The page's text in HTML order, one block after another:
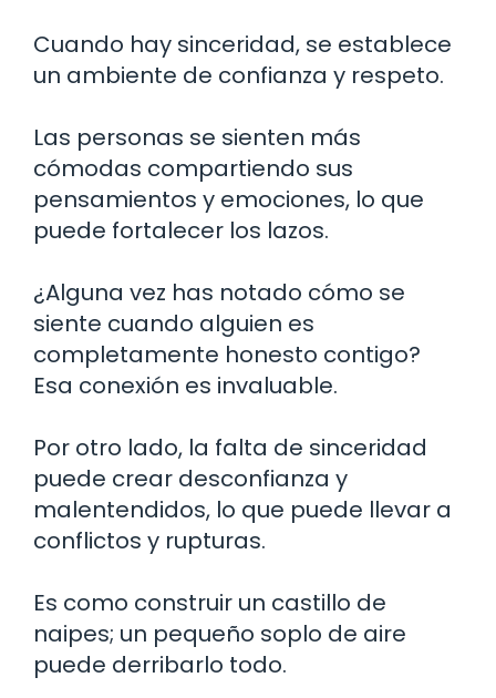
Cuando hay sinceridad, se establece
un ambiente de confianza y respeto.
Las personas se sienten más
cómodas compartiendo sus
pensamientos y emociones, lo que
puede fortalecer los lazos.
¿Alguna vez has notado cómo se
siente cuando alguien es
completamente honesto contigo?
Esa conexión es invaluable.
Por otro lado, la falta de sinceridad
puede crear desconfianza y
malentendidos, lo que puede llevar a
conflictos y rupturas.
Es como construir un castillo de
naipes; un pequeño soplo de aire
puede derribarlo todo.